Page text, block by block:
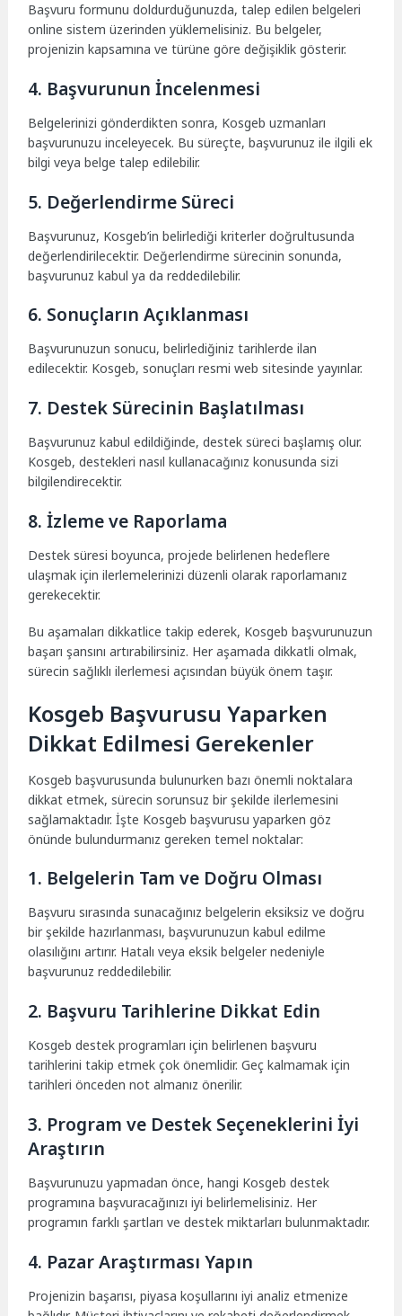
Başvuru formunu doldurduğunuzda, talep edilen belgeleri
online sistem üzerinden yüklemelisiniz. Bu belgeler,
projenizin kapsamına ve türüne göre değişiklik gösterir.
4. Başvurunun İncelenmesi
Belgelerinizi gönderdikten sonra, Kosgeb uzmanları
başvurunuzu inceleyecek. Bu süreçte, başvurunuz ile ilgili ek
bilgi veya belge talep edilebilir.
5. Değerlendirme Süreci
Başvurunuz, Kosgeb’in belirlediği kriterler doğrultusunda
değerlendirilecektir. Değerlendirme sürecinin sonunda,
başvurunuz kabul ya da reddedilebilir.
6. Sonuçların Açıklanması
Başvurunuzun sonucu, belirlediğiniz tarihlerde ilan
edilecektir. Kosgeb, sonuçları resmi web sitesinde yayınlar.
7. Destek Sürecinin Başlatılması
Başvurunuz kabul edildiğinde, destek süreci başlamış olur.
Kosgeb, destekleri nasıl kullanacağınız konusunda sizi
bilgilendirecektir.
8. İzleme ve Raporlama
Destek süresi boyunca, projede belirlenen hedeflere
ulaşmak için ilerlemelerinizi düzenli olarak raporlamanız
gerekecektir.
Bu aşamaları dikkatlice takip ederek, Kosgeb başvurunuzun
başarı şansını artırabilirsiniz. Her aşamada dikkatli olmak,
sürecin sağlıklı ilerlemesi açısından büyük önem taşır.
Kosgeb Başvurusu Yaparken
Dikkat Edilmesi Gerekenler
Kosgeb başvurusunda bulunurken bazı önemli noktalara
dikkat etmek, sürecin sorunsuz bir şekilde ilerlemesini
sağlamaktadır. İşte Kosgeb başvurusu yaparken göz
önünde bulundurmanız gereken temel noktalar:
1. Belgelerin Tam ve Doğru Olması
Başvuru sırasında sunacağınız belgelerin eksiksiz ve doğru
bir şekilde hazırlanması, başvurunuzun kabul edilme
olasılığını artırır. Hatalı veya eksik belgeler nedeniyle
başvurunuz reddedilebilir.
2. Başvuru Tarihlerine Dikkat Edin
Kosgeb destek programları için belirlenen başvuru
tarihlerini takip etmek çok önemlidir. Geç kalmamak için
tarihleri önceden not almanız önerilir.
3. Program ve Destek Seçeneklerini İyi
Araştırın
Başvurunuzu yapmadan önce, hangi Kosgeb destek
programına başvuracağınızı iyi belirlemelisiniz. Her
programın farklı şartları ve destek miktarları bulunmaktadır.
4. Pazar Araştırması Yapın
Projenizin başarısı, piyasa koşullarını iyi analiz etmenize